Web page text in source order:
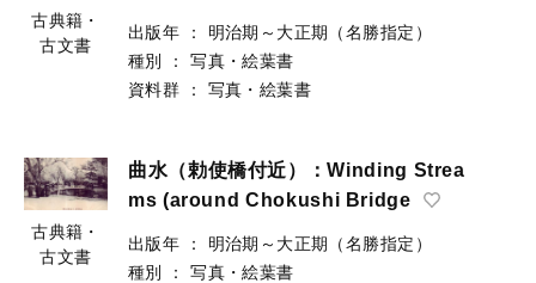
古典籍・
古文書
出版年 ：
明治期～大正期（名勝指定）
種別
：
写真・絵葉書
資料群
： 写真・絵葉書
古典籍・
古文書
曲水（勅使橋付近）：Winding Strea
ms (around Chokushi Bridge
出版年 ：
明治期～大正期（名勝指定）
種別
：
写真・絵葉書